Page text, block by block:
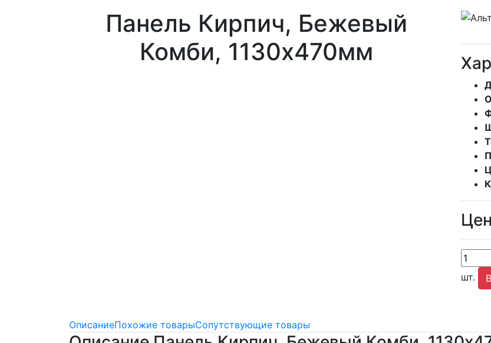
Панель Кирпич, Бежевый
Комби, 1130х470мм
шт.
ОписаниеПохожие товарыСопутствующие товары